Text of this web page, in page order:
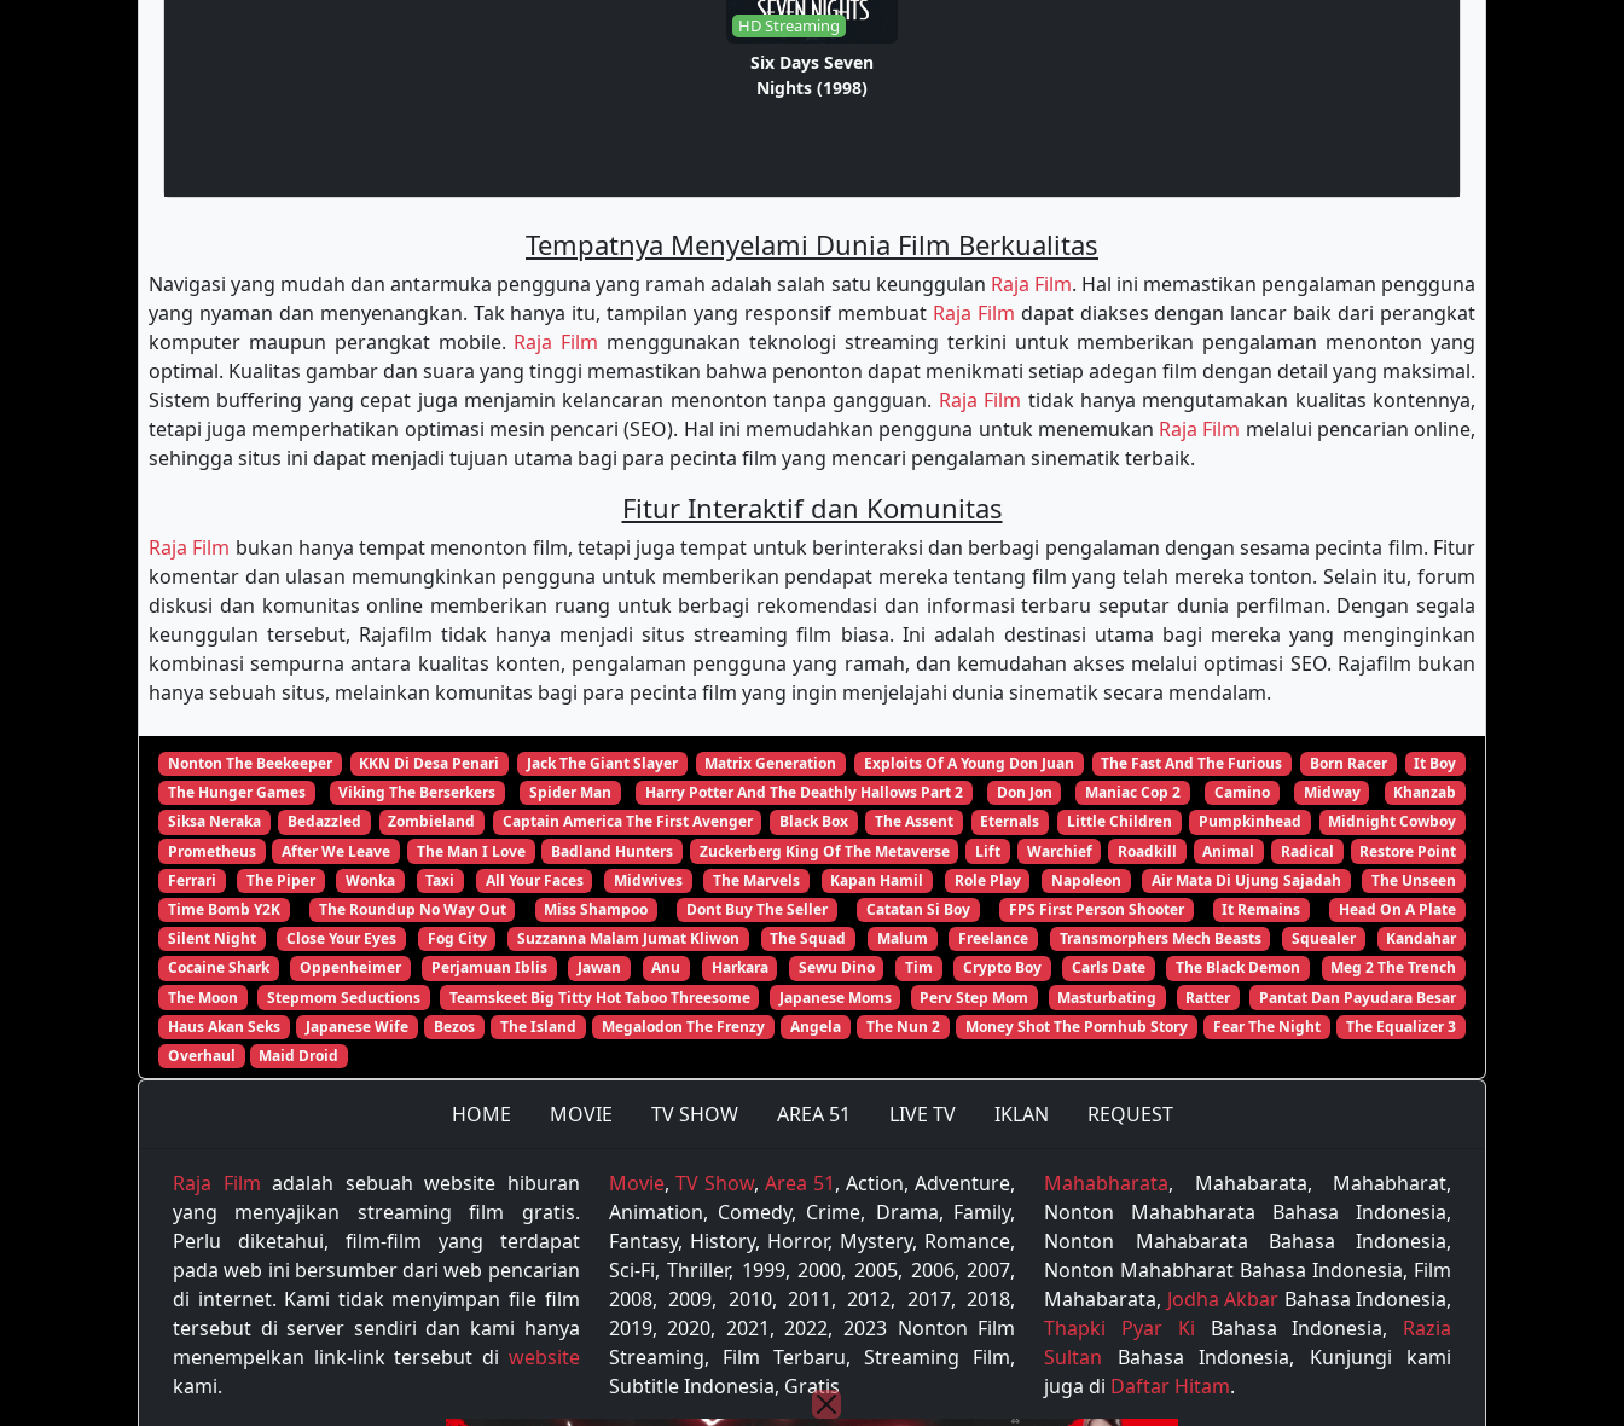
HD Streaming
Six Days Seven
Nights (1998)
Tempatnya Menyelami Dunia Film Berkualitas
Navigasi yang mudah dan antarmuka pengguna yang ramah adalah salah satu keunggulan Raja Film. Hal ini memastikan pengalaman pengguna
yang nyaman dan menyenangkan. Tak hanya itu, tampilan yang responsif membuat Raja Film dapat diakses dengan lancar baik dari perangkat
komputer maupun perangkat mobile. Raja Film menggunakan teknologi streaming terkini untuk memberikan pengalaman menonton yang
optimal. Kualitas gambar dan suara yang tinggi memastikan bahwa penonton dapat menikmati setiap adegan film dengan detail yang maksimal.
Sistem buffering yang cepat juga menjamin kelancaran menonton tanpa gangguan. Raja Film tidak hanya mengutamakan kualitas kontennya,
tetapi juga memperhatikan optimasi mesin pencari (SEO). Hal ini memudahkan pengguna untuk menemukan Raja Film melalui pencarian online,
sehingga situs ini dapat menjadi tujuan utama bagi para pecinta film yang mencari pengalaman sinematik terbaik.
Fitur Interaktif dan Komunitas
Raja Film bukan hanya tempat menonton film, tetapi juga tempat untuk berinteraksi dan berbagi pengalaman dengan sesama pecinta film. Fitur
komentar dan ulasan memungkinkan pengguna untuk memberikan pendapat mereka tentang film yang telah mereka tonton. Selain itu, forum
diskusi dan komunitas online memberikan ruang untuk berbagi rekomendasi dan informasi terbaru seputar dunia perfilman. Dengan segala
keunggulan tersebut, Rajafilm tidak hanya menjadi situs streaming film biasa. Ini adalah destinasi utama bagi mereka yang menginginkan
kombinasi sempurna antara kualitas konten, pengalaman pengguna yang ramah, dan kemudahan akses melalui optimasi SEO. Rajafilm bukan
hanya sebuah situs, melainkan komunitas bagi para pecinta film yang ingin menjelajahi dunia sinematik secara mendalam.
Nonton The Beekeeper KKN Di Desa Penari Jack The Giant Slayer Matrix Generation Exploits Of A Young Don Juan The Fast And The Furious Born Racer
It Boy
The Hunger Games
Viking The Berserkers Spider Man Harry Potter And The Deathly Hallows Part 2 Don Jon Maniac Cop 2 Camino Midway
Khanzab
Siksa Neraka
Bedazzled Zombieland Captain America The First Avenger Black Box The Assent Eternals Little Children Pumpkinhead
Midnight Cowboy
Prometheus
After We Leave The Man I Love Badland Hunters Zuckerberg King Of The Metaverse Lift Warchief Roadkill Animal Radical
Restore Point
Ferrari
The Piper Wonka Taxi All Your Faces Midwives The Marvels Kapan Hamil Role Play Napoleon Air Mata Di Ujung Sajadah
The Unseen
Time Bomb Y2K
The Roundup No Way Out Miss Shampoo Dont Buy The Seller Catatan Si Boy FPS First Person Shooter It Remains
Head On A Plate
Silent Night
Close Your Eyes Fog City Suzzanna Malam Jumat Kliwon The Squad Malum Freelance Transmorphers Mech Beasts Squealer
Kandahar
Cocaine Shark
Oppenheimer Perjamuan Iblis Jawan Anu Harkara Sewu Dino Tim Crypto Boy Carls Date The Black Demon
Meg 2 The Trench
The Moon
Stepmom Seductions Teamskeet Big Titty Hot Taboo Threesome Japanese Moms Perv Step Mom Masturbating Ratter
Pantat Dan Payudara Besar
Haus Akan Seks
Japanese Wife Bezos The Island Megalodon The Frenzy Angela The Nun 2 Money Shot The Pornhub Story Fear The Night
The Equalizer 3
Overhaul
Maid Droid
HOME MOVIE TV SHOW AREA 51 LIVE TV IKLAN REQUEST
Raja Film adalah sebuah website hiburan
yang menyajikan streaming film gratis.
Perlu diketahui, film-film yang terdapat
pada web ini bersumber dari web pencarian
di internet. Kami tidak menyimpan file film
tersebut di server sendiri dan kami hanya
menempelkan link-link tersebut di website
kami.
Movie, TV Show, Area 51, Action, Adventure,
Animation, Comedy, Crime, Drama, Family,
Fantasy, History, Horror, Mystery, Romance,
Sci-Fi, Thriller, 1999, 2000, 2005, 2006, 2007,
2008, 2009, 2010, 2011, 2012, 2017, 2018,
2019, 2020, 2021, 2022, 2023 Nonton Film
Streaming, Film Terbaru, Streaming Film,
Subtitle Indonesia, Gratis
Mahabharata, Mahabarata, Mahabharat,
Nonton Mahabharata Bahasa Indonesia,
Nonton Mahabarata Bahasa Indonesia,
Nonton Mahabharat Bahasa Indonesia, Film
Mahabarata, Jodha Akbar Bahasa Indonesia,
Thapki Pyar Ki Bahasa Indonesia, Razia
Sultan Bahasa Indonesia, Kunjungi kami
juga di Daftar Hitam.